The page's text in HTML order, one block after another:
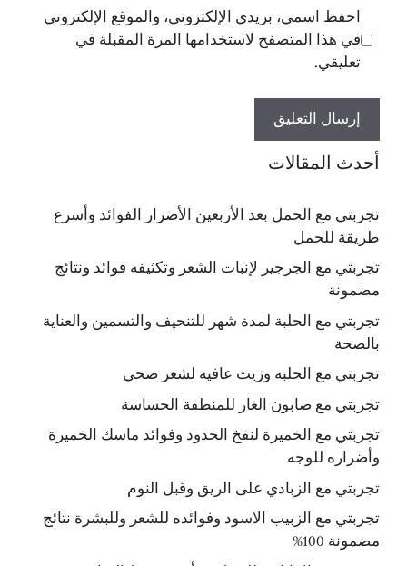
احفظ اسمي، بريدي الإلكتروني، والموقع الإلكتروني
في هذا المتصفح لاستخدامها المرة المقبلة في
تعليقي.
أحدث المقالات
تجربتي مع الحمل بعد الأربعين الأضرار الفوائد وأسرع
طريقة للحمل
تجربتي مع الجرجير لإنبات الشعر وتكثيفه فوائد ونتائج
مضمونة
تجربتي مع الحلبة لمدة شهر للتنحيف والتسمين والعناية
بالصحة
تجربتي مع الحلبه وزيت عافيه لشعر صحي
تجربتي مع صابون الغار للمنطقة الحساسة
تجربتي مع الخميرة لنفخ الخدود وفوائد ماسك الخميرة
وأضراره للوجه
تجربتي مع الزبادي على الريق وقبل النوم
تجربتي مع الزبيب الاسود وفوائده للشعر وللبشرة نتائج
مضمونة 100%